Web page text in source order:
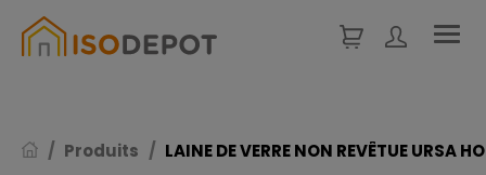
Produits LAINE DE VERRE NON REVÊTUE URSA